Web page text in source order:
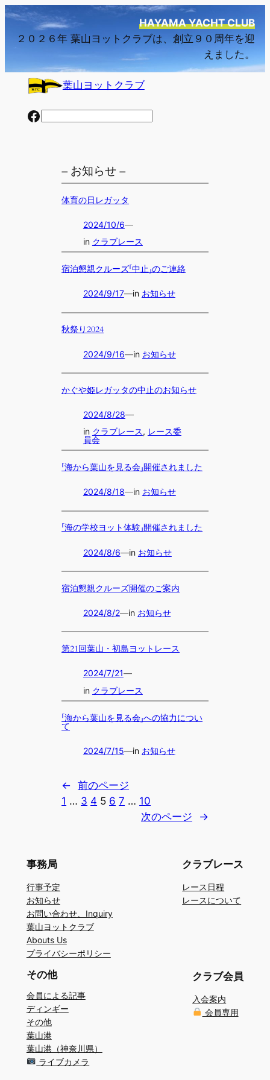
内
キ
HAYAMA YACHT CLUB
２０２６年 葉山ヨットクラブは、創立９０周年を迎
えました。
葉山ヨットクラブ
Facebook
– お知らせ –
体育の日レガッタ
2024/10/6—
in クラブレース
宿泊懇親クルーズ「中止」のご連絡
2024/9/17—in お知らせ
秋祭り2024
2024/9/16—in お知らせ
かぐや姫レガッタの中止のお知らせ
2024/8/28—
in クラブレース, レース委
員会
「海から葉山を見る会」開催されました
2024/8/18—in お知らせ
「海の学校ヨット体験」開催されました
2024/8/6—in お知らせ
宿泊懇親クルーズ開催のご案内
2024/8/2—in お知らせ
第21回葉山・初島ヨットレース
2024/7/21—
in クラブレース
「海から葉山を見る会」への協力につい
て
2024/7/15—in お知らせ
←
前のページ
1 … 3 4 5 6 7 … 10
次のページ
→
事務局
行事予定
お知らせ
お問い合わせ、Inquiry
葉山ヨットクラブ
Abouts Us
プライバシーポリシー
クラブレース
レース日程
レースについて
その他
会員による記事
ディンギー
その他
葉山港
葉山港（神奈川県）
ライブカメラ
クラブ会員
入会案内
会員専用